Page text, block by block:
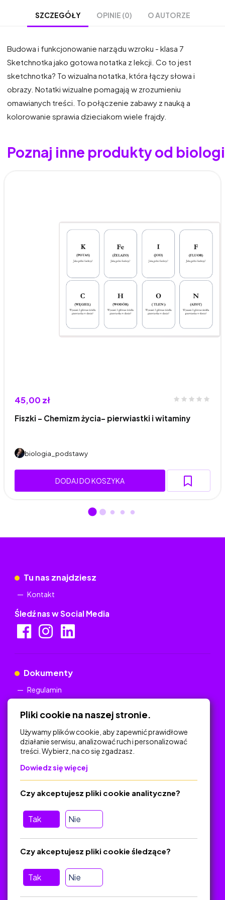
SZCZEGÓŁY OPINIE (0) O AUTORZE
Budowa i funkcjonowanie narządu wzroku - klasa 7
Sketchnotka jako gotowa notatka z lekcji. Co to jest
sketchnotka? To wizualna notatka, która łączy słowa i
obrazy. Notatki wizualne pomagają w zrozumieniu
omawianych treści. To połączenie zabawy z nauką a
kolorowanie sprawia dzieciakom wiele frajdy.
Poznaj inne produkty od
45,00 zł
Fiszki - Chemizm życia- pierwiastki i witaminy
biologia_podstawy
DODAJ DO KOSZYKA
Tu nas znajdziesz
Kontakt
Śledź nas w Social Media
Dokumenty
Regulamin
Na skróty
Polityka Prywatności
Regulamin
O platformie
Baza materiałów dydaktycznych
Jak zostać autorem
FAQ
Pliki cookie na naszej stronie.
Używamy plików cookie, aby zapewnić prawidłowe
działanie serwisu, analizować ruch i personalizować
treści. Wybierz, na co się zgadzasz.
Dowiedz się więcej
Tak Nie
Czy akceptujesz pliki cookie analityczne?
Tak Nie
Czy akceptujesz pliki cookie śledzące?